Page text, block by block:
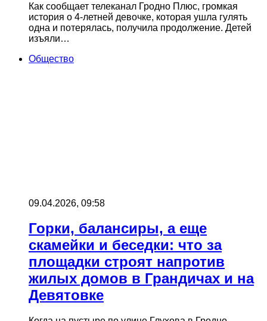
Как сообщает телеканал Гродно Плюс, громкая
история о 4-летней девочке, которая ушла гулять
одна и потерялась, получила продолжение. Детей
изъяли…
Общество
09.04.2026, 09:58
Горки, балансиры, а еще
скамейки и беседки: что за
площадки строят напротив
жилых домов в Грандичах и на
Девятовке